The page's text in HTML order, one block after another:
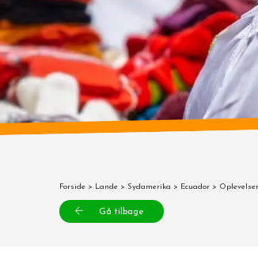
Forside > Lande > Sydamerika > Ecuador > Oplevelser
Gå tilbage